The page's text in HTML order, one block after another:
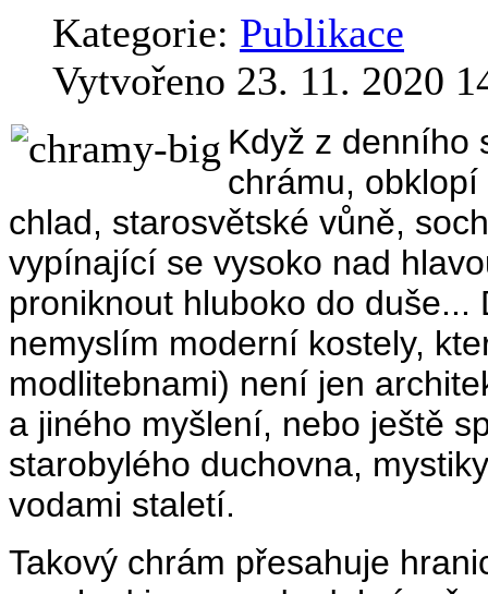
Kategorie: Publikace
Vytvořeno 23. 11. 2020
Když z denního
chrámu,
chlad, starosvětské vůně,
vypínající se vysoko nad
proniknout hluboko do
nemyslím moderní kostely,
modlitebnami) není jen
a jiného myšlení, nebo ještě
starobylého duchovna,
vodami staletí.
Takový chrám přesahuje